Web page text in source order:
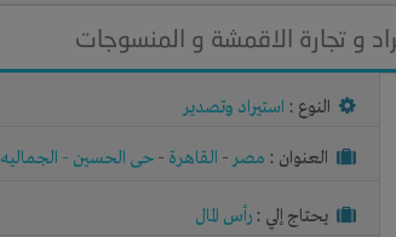
و تجارة الاقمشة و المنسوجات
النوع : استيراد وتصدير
العنوان : مصر- القاهرة - حى الحسين - الجماليه
يحتاج إلي : رأس المال